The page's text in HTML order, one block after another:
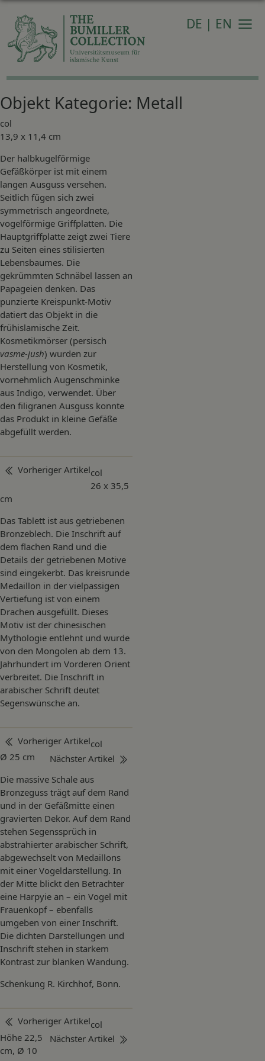
DE | EN
Objekt Kategorie: Metall
col
13,9 x 11,4 cm
Der halbkugelförmige
Gefäßkörper ist mit einem
langen Ausguss versehen.
Seitlich fügen sich zwei
symmetrisch angeordnete,
vogelförmige Griffplatten. Die
Hauptgriffplatte zeigt zwei Tiere
zu Seiten eines stilisierten
Lebensbaumes. Die
gekrümmten Schnäbel lassen an
Papageien denken. Das
punzierte Kreispunkt-Motiv
datiert das Objekt in die
frühislamische Zeit.
Kosmetikmörser (persisch
vasme-jush) wurden zur
Herstellung von Kosmetik,
vornehmlich Augenschminke
aus Indigo, verwendet. Über
den filigranen Ausguss konnte
das Produkt in kleine Gefäße
abgefüllt werden.
Beitragsnavigation
Vorheriger Artikelcol
26 x 35,5
cm
Das Tablett ist aus getriebenen
Bronzeblech. Die Inschrift auf
dem flachen Rand und die
Details der getriebenen Motive
sind eingekerbt. Das kreisrunde
Medaillon in der vielpassigen
Vertiefung ist von einem
Drachen ausgefüllt. Dieses
Motiv ist der chinesischen
Mythologie entlehnt und wurde
von den Mongolen ab dem 13.
Jahrhundert im Vorderen Orient
verbreitet. Die Inschrift in
arabischer Schrift deutet
Segenswünsche an.
Beitragsnavigation
Vorheriger Artikel
Nächster Artikel
col
Ø 25 cm
Die massive Schale aus
Bronzeguss trägt auf dem Rand
und in der Gefäßmitte einen
gravierten Dekor. Auf dem Rand
stehen Segenssprüch in
abstrahierter arabischer Schrift,
abgewechselt von Medaillons
mit einer Vogeldarstellung. In
der Mitte blickt den Betrachter
eine Harpyie an – ein Vogel mit
Frauenkopf – ebenfalls
umgeben von einer Inschrift.
Die dichten Darstellungen und
Inschrift stehen in starkem
Kontrast zur blanken Wandung.
Schenkung R. Kirchhof, Bonn.
Beitragsnavigation
Vorheriger Artikel
Nächster Artikel
col
Höhe 22,5
cm, Ø 10